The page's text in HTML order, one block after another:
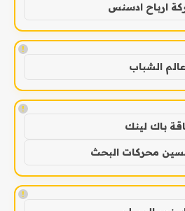
ارباح ادسنس
!
عالم الشباب
!
باك لينك
محركات البحث
!